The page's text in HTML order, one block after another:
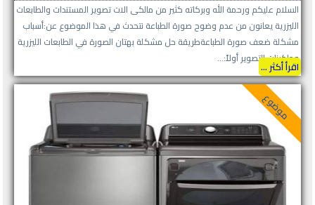
السلام عليكم ورحمة الله وبركاته كثير من مالكى الات تصوير المستندات والطابعات
الليزرية يعانون من عدم وضوح صورة الطباعة نتحدث في هذا الموضوع عن:أسباب
مشكلة ضعف صورة الطباعةطريقة حل مشكلة بهتان الصورة في الطابعات الليزرية
وماكينات التصوير أولاً:...
اقرأ أكثر ...
موضوع